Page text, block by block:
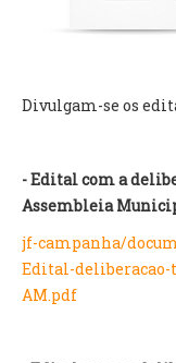
CONSTITUIÇÃO
GRAVAÇÕES DAS
DOCUMENTOS
Divulgam-se os
- Edital com a
Assembleia
jf-campanha/
Edital-deliberacao-
AM.pdf